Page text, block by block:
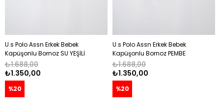
U.s Polo Assn Erkek Bebek
Kapüşonlu Bornoz SU YEŞİLİ
₺1.350,00
₺1.688,00
%20
U.s Polo Assn Erkek Bebek
Kapüşonlu Bornoz PEMBE
₺1.350,00
₺1.688,00
%20